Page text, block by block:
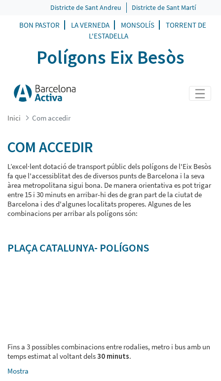
COM ACCEDIR - POLIGONS EIX
Districte de Sant Andreu Districte de Sant Martí
BON PASTOR LA VERNEDA MONSOLÍS
TORRENT DE
L'ESTADELLA
Polígons Eix Besòs
Inici Com accedir
COM ACCEDIR
L’excel·lent dotació de transport públic dels polígons de l'Eix Besòs
fa que l'accessiblitat des de diversos punts de Barcelona i la seva
àrea metropolitana sigui bona. De manera orientativa es pot trigar
entre 15 i 30 minuts en arribar-hi des de gran part de la ciutat de
Barcelona i des d'algunes localitats properes. Algunes de les
combinacions per arribar als polígons són:
PLAÇA CATALUNYA- POLÍGONS
Fins a 3 possibles combinacions entre rodalies, metro i bus amb un
temps estimat al voltant dels30 minuts.
Mostra